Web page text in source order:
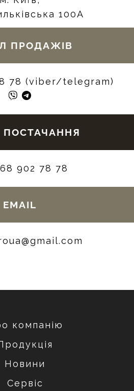
100А
ПРОДАЖІВ
78 (viber/telegram)
ПОСТАЧАННЯ
902 78 78
EMAIL
компанію
Новини
Сервіс